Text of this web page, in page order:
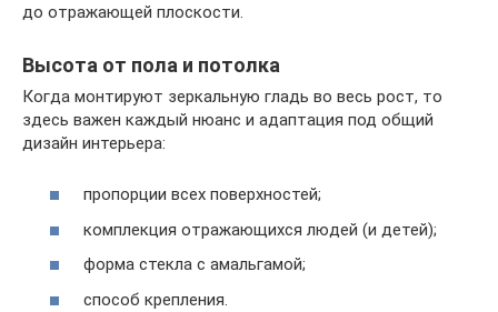
до отражающей плоскости.
Высота от пола и потолка
Когда монтируют зеркальную гладь во весь рост, то
здесь важен каждый нюанс и адаптация под общий
дизайн интерьера:
пропорции всех поверхностей;
комплекция отражающихся людей (и детей);
форма стекла с амальгамой;
способ крепления.